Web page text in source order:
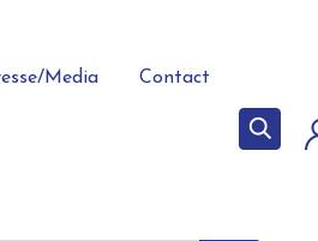
Media Contact